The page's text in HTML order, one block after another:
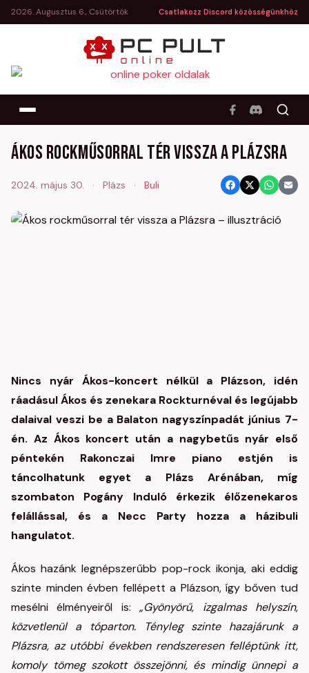
2026. Augusztus 6., Csütörtök Csatlakozz Discord közösségünkhöz
Ákos rockműsorral tér vissza a Plázsra
2024. május 30. · Plázs · Buli
Nincs nyár Ákos-koncert nélkül a Plázson, idén
ráadásul Ákos és zenekara Rockturnéval és legújabb
dalaival veszi be a Balaton nagyszínpadát június 7-
én. Az Ákos koncert után a nagybetűs nyár első
péntekén Rakonczai Imre piano estjén is
táncolhatunk egyet a Plázs Arénában, míg
szombaton Pogány Induló érkezik élőzenekaros
felállással, és a Necc Party hozza a házibuli
hangulatot.
Ákos hazánk legnépszerűbb pop-rock ikonja, aki eddig
szinte minden évben fellépett a Plázson, így bőven tud
mesélni élményeiről is:„Gyönyörű, izgalmas helyszín,
közvetlenül a tóparton. Tényleg szinte hazajárunk a
Plázsra, az utóbbi években rendszeresen felléptünk itt,
komoly tömeg szokott összejönni, és mindig ünnepi a